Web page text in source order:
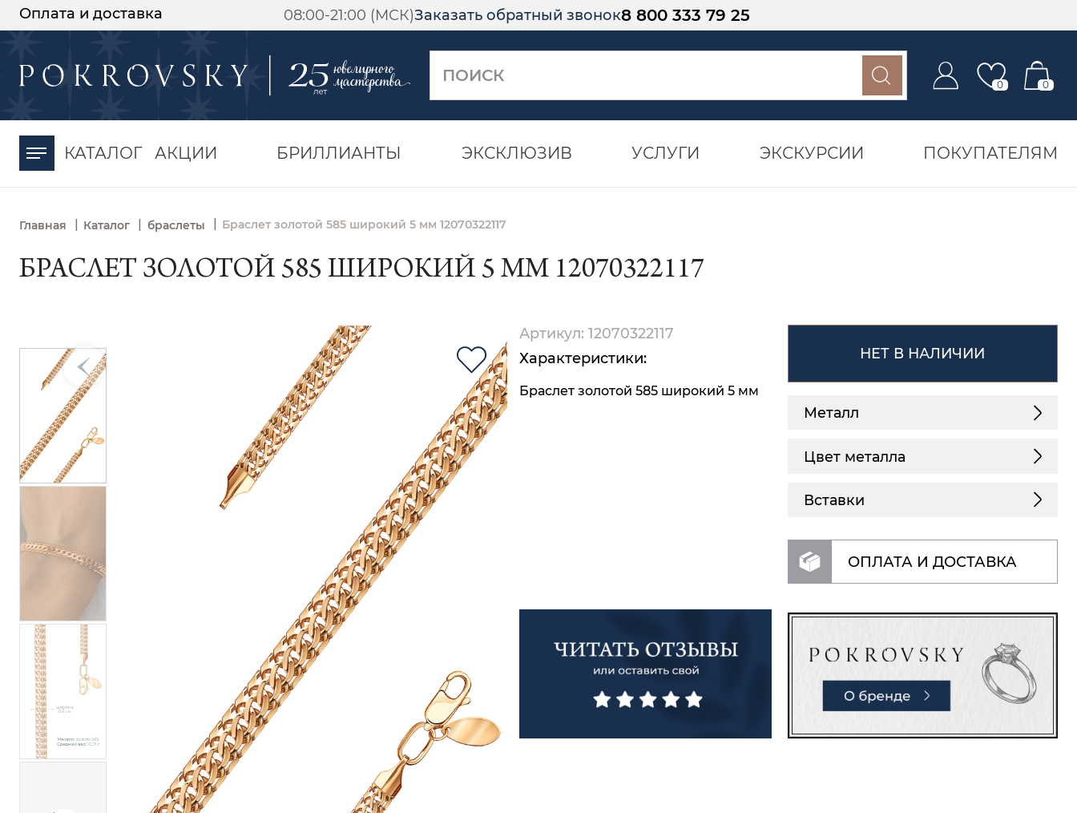
Оплата и доставка 08:00-21:00 (МСК)Заказать обратный звонок8 800 333 79 25
0 0
КАТАЛОГ АКЦИИ БРИЛЛИАНТЫ ЭКСКЛЮЗИВ УСЛУГИ ЭКСКУРСИИ ПОКУПАТЕЛЯМ
Главная | Каталог | браслеты Браслет золотой 585 широкий 5 мм 12070322117
БРАСЛЕТ ЗОЛОТОЙ 585 ШИРОКИЙ 5 ММ 12070322117
Артикул: 12070322117
Характеристики:
Браслет золотой 585 широкий 5 мм
НЕТ В НАЛИЧИИ
Металл
Цвет металла
Вставки
ОПЛАТА И ДОСТАВКА
-30%
момента оплаты